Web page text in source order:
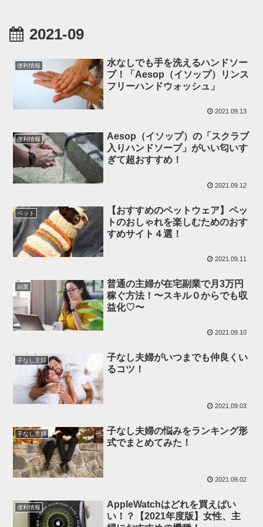
2021-09
便利情報
水なしでも手を洗えるハンドソー
プ！「Aesop（イソップ）リンス
フリーハンドウォッシュ」
2021.09.13
便利情報
Aesop（イソップ）の「スクラブ
入りハンドソープ」がいい匂いす
ぎて超おすすめ！
2021.09.12
ペット
【おすすめのペットウェア】ペッ
トのおしゃれを楽しむためのおす
すめサイト４選！
2021.09.11
副業
普通の主婦が在宅副業で月3万円
稼ぐ方法！〜スキル０からでも収
益化♡〜
2021.09.10
子なし主婦
子なし夫婦がいつまでも仲良くい
るコツ！
2021.09.03
子なし主婦
子なし夫婦の悩みをランキング形
式でまとめてみた！
2021.09.02
便利情報
AppleWatchはどれを買えばい
い！？【2021年度版】女性、主